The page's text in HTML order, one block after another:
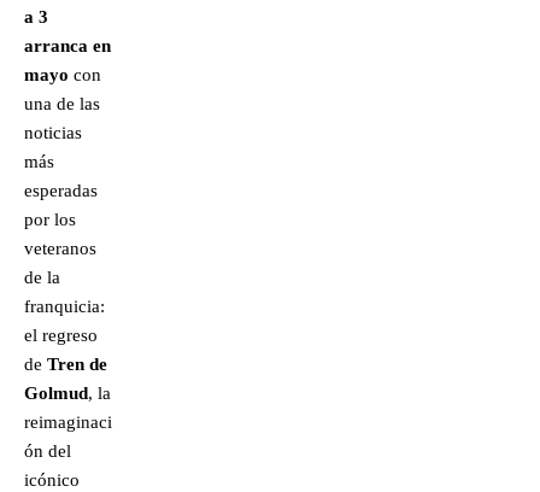
a 3
arranca en
mayo con
una de las
noticias
más
esperadas
por los
veteranos
de la
franquicia:
el regreso
de Tren de
Golmud, la
reimaginaci
ón del
icónico